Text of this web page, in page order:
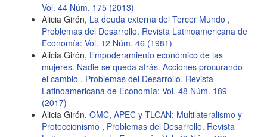
Vol. 44 Núm. 175 (2013)
Alicia Girón, La deuda externa del Tercer Mundo ,
Problemas del Desarrollo. Revista Latinoamericana de
Economía: Vol. 12 Núm. 46 (1981)
Alicia Girón, Empoderamiento económico de las
mujeres. Nadie se queda atrás. Acciones procurando
el cambio , Problemas del Desarrollo. Revista
Latinoamericana de Economía: Vol. 48 Núm. 189
(2017)
Alicia Girón, OMC, APEC y TLCAN: Multilateralismo y
Proteccionismo , Problemas del Desarrollo. Revista